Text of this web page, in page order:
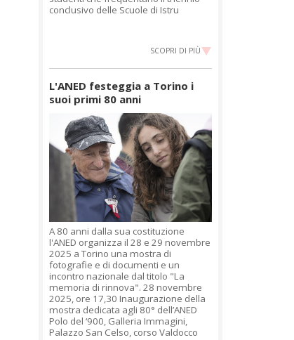
conclusivo delle Scuole di Istru
SCOPRI DI PIÙ
L'ANED festeggia a Torino i
suoi primi 80 anni
A 80 anni dalla sua costituzione
l'ANED organizza il 28 e 29 novembre
2025 a Torino una mostra di
fotografie e di documenti e un
incontro nazionale dal titolo "La
memoria di rinnova". 28 novembre
2025, ore 17,30 Inaugurazione della
mostra dedicata agli 80° dell’ANED
Polo del ‘900, Galleria Immagini,
Palazzo San Celso, corso Valdocco